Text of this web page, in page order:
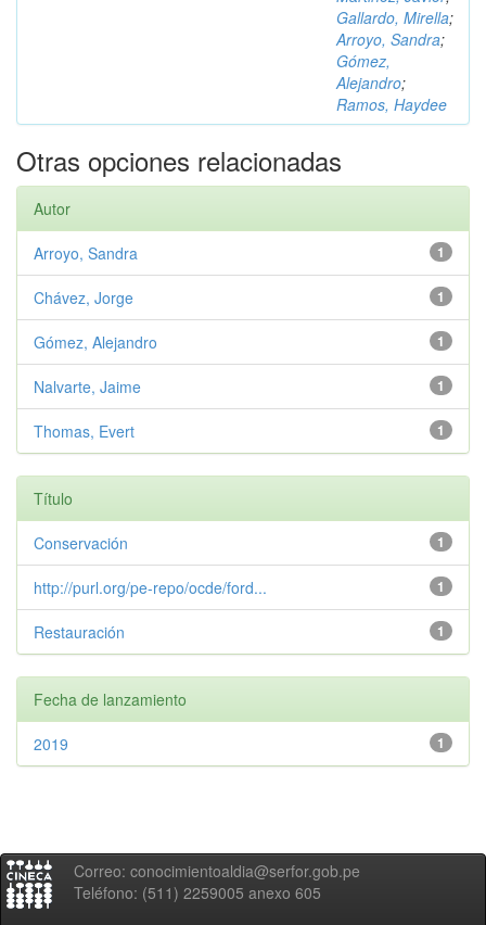
Gallardo, Mirella;
Arroyo, Sandra;
Gómez,
Alejandro;
Ramos, Haydee
Otras opciones relacionadas
Autor
1
Arroyo, Sandra
1
Chávez, Jorge
1
Gómez, Alejandro
1
Nalvarte, Jaime
1
Thomas, Evert
Título
1
Conservación
1
http://purl.org/pe-repo/ocde/ford...
1
Restauración
Fecha de lanzamiento
1
2019
Correo: conocimientoaldia@serfor.gob.pe
Teléfono: (511) 2259005 anexo 605